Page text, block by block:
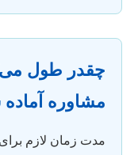
چقدر طول
مشاوره
مدت زمان لازم برای